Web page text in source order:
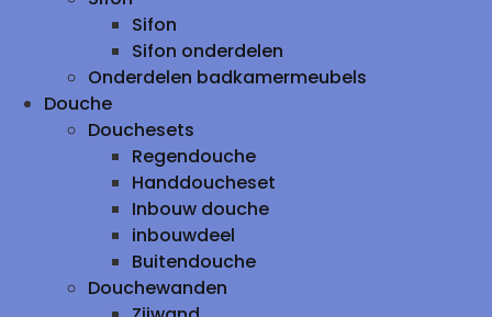
Sifon
Sifon onderdelen
Onderdelen badkamermeubels
Douche
Douchesets
Regendouche
Handdoucheset
Inbouw douche
inbouwdeel
Buitendouche
Douchewanden